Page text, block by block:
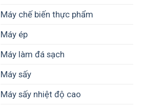
Máy chế biến thực phẩm
Máy ép
Máy làm đá sạch
Máy sấy
Máy sấy nhiệt độ cao